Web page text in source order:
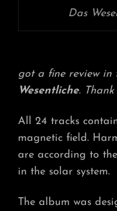
Das
got a fine review in
Wesentliche. Thank
All 24 tracks
magnetic field.
are according to
in the solar system.
The album was